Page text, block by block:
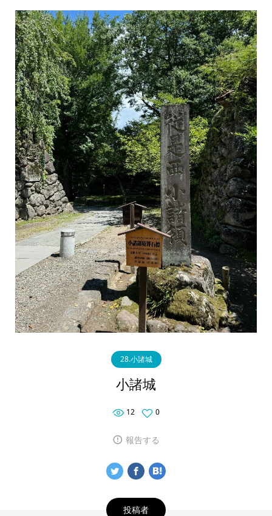
28.小諸城
小諸城
12 0
報告する
投稿者